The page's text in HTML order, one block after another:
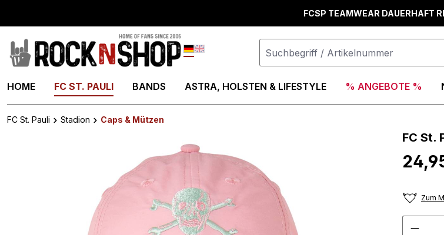
FCSP TEAMWEAR DAUERHAFT
Deutsch
HOME FC ST. PAULI BANDS ASTRA, HOLSTEN & LIFESTYLE % ANGEBOTE %
FC St. Pauli Stadion
Caps & Mützen
FC St.
Zum